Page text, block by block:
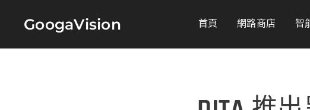
GoogaVision 首頁 網路商店 智